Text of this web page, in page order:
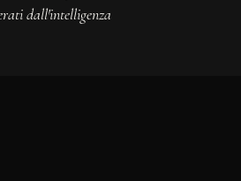
dall'intelligenza